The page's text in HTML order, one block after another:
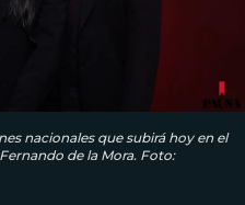
nacionales que subirá hoy en el
de la Mora. Foto: